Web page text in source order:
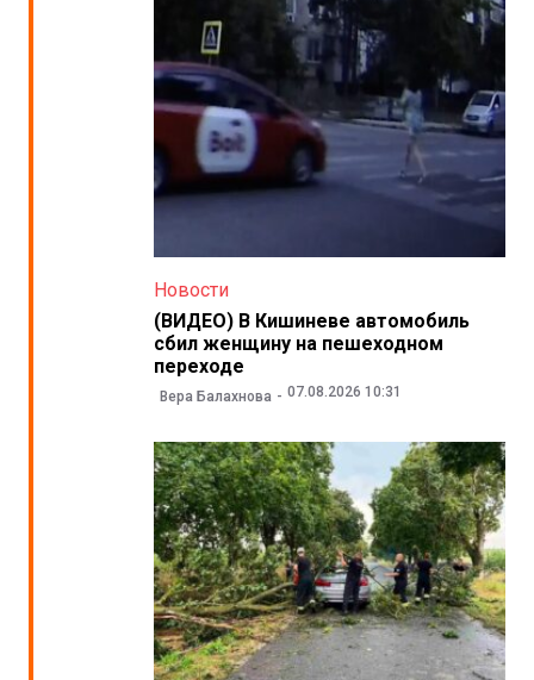
Новости
(ВИДЕО) В Кишиневе автомобиль
сбил женщину на пешеходном
переходе
Вера Балахнова 07.08.2026 10:31